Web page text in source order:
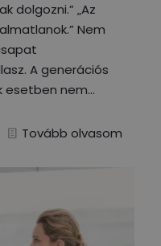
dolgozni.” „Az
Nem
A generációs
esetben nem
Tovább olvasom